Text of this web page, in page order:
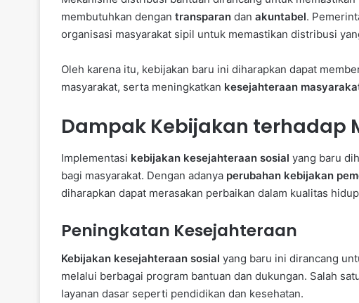
membutuhkan dengan transparan dan akuntabel.
organisasi masyarakat sipil untuk memastikan distribusi
Oleh karena itu, kebijakan baru ini diharapkan dapat
masyarakat, serta meningkatkan kesejahteraan
Dampak Kebijakan terhadap
Implementasi kebijakan kesejahteraan sosial yang baru
bagi masyarakat. Dengan adanya perubahan kebijakan
diharapkan dapat merasakan perbaikan dalam kualitas
Peningkatan Kesejahteraan
Kebijakan kesejahteraan sosial yang baru ini dirancang
melalui berbagai program bantuan dan dukungan. Salah
layanan dasar seperti pendidikan dan kesehatan.